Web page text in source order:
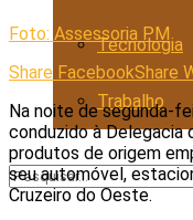
Tecnologia
Trabalho
Foto: Assessoria PM
Share FacebookShare
Na noite de segunda-
conduzido à Delegacia
produtos de origem
seu automóvel,
Cruzeiro do Oeste.